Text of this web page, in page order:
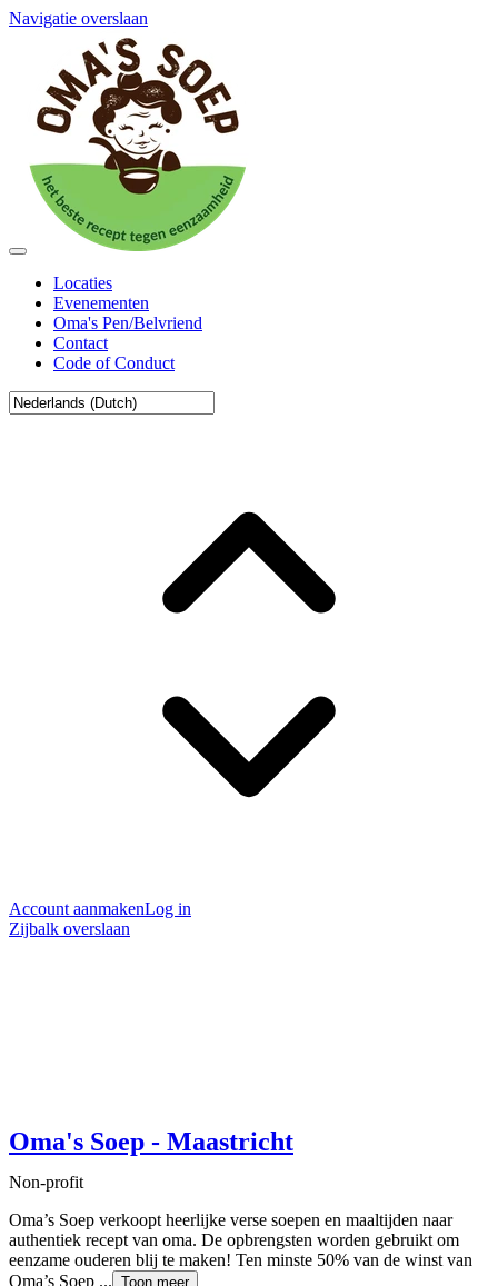
Navigatie overslaan
Locaties
Evenementen
Oma's Pen/Belvriend
Contact
Code of Conduct
Account aanmakenLog in
Zijbalk overslaan
Oma's Soep - Maastricht
Non-profit
Oma’s Soep verkoopt heerlijke verse soepen en maaltijden naar
authentiek recept van oma. De opbrengsten worden gebruikt om
eenzame ouderen blij te maken! Ten minste 50% van de winst van
Oma’s Soep ... Toon meer